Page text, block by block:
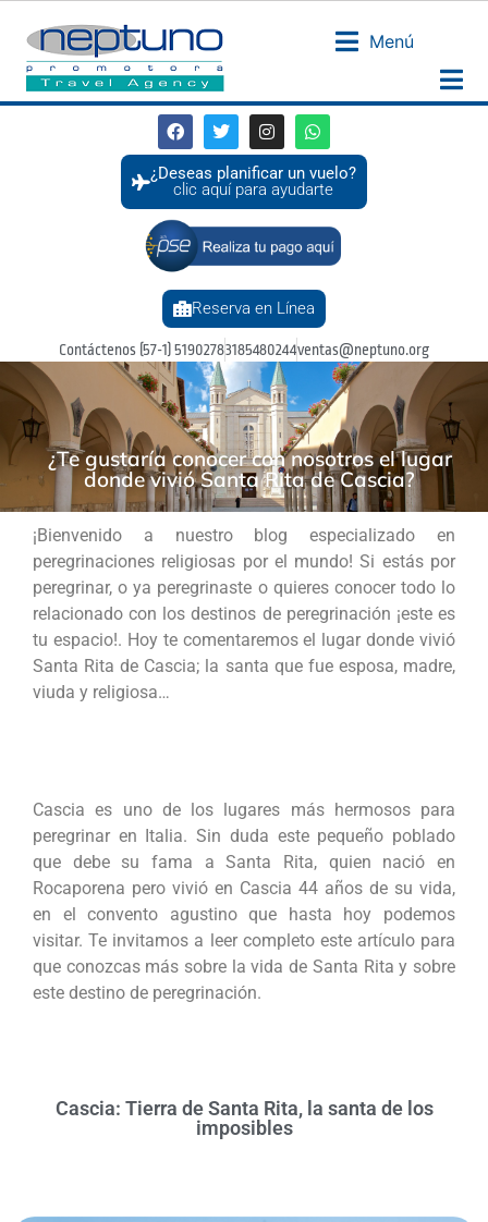
Menú
¿Deseas planificar un vuelo?
clic aquí para ayudarte
Reserva en Línea
Contáctenos (57-1) 51902783185480244ventas@neptuno.org
¿Te gustaría conocer con nosotros el lugar
donde vivió Santa Rita de Cascia?
¡Bienvenido a nuestro blog especializado en
peregrinaciones religiosas por el mundo! Si estás por
peregrinar, o ya peregrinaste o quieres conocer todo lo
relacionado con los destinos de peregrinación ¡este es
tu espacio!. Hoy te comentaremos el lugar donde vivió
Santa Rita de Cascia; la santa que fue esposa, madre,
viuda y religiosa…
Cascia es uno de los lugares más hermosos para
peregrinar en Italia. Sin duda este pequeño poblado
que debe su fama a Santa Rita, quien nació en
Rocaporena pero vivió en Cascia 44 años de su vida,
en el convento agustino que hasta hoy podemos
visitar. Te invitamos a leer completo este artículo para
que conozcas más sobre la vida de Santa Rita y sobre
este destino de peregrinación.
Cascia: Tierra de Santa Rita, la santa de los
imposibles